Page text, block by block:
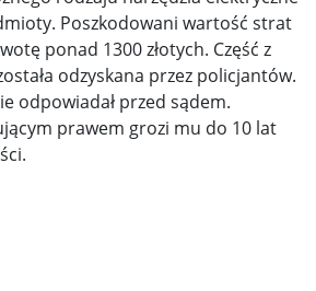
Poszkodowani wartość strat
ponad 1300 złotych. Część z
odzyskana przez policjantów.
odpowiadał przed sądem.
prawem grozi mu do 10 lat